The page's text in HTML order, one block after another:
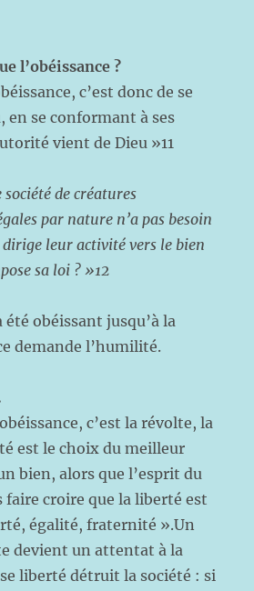
l’obéissance ?
c’est donc de se
en se conformant à ses
vient de Dieu »11
de créatures
par nature n’a pas besoin
leur activité vers le bien
sa loi ? »12
obéissant jusqu’à la
demande l’humilité.
c’est la révolte, la
est le choix du meilleur
bien, alors que l’esprit du
faire croire que la liberté est
égalité, fraternité ».Un
devient un attentat à la
liberté détruit la société : si